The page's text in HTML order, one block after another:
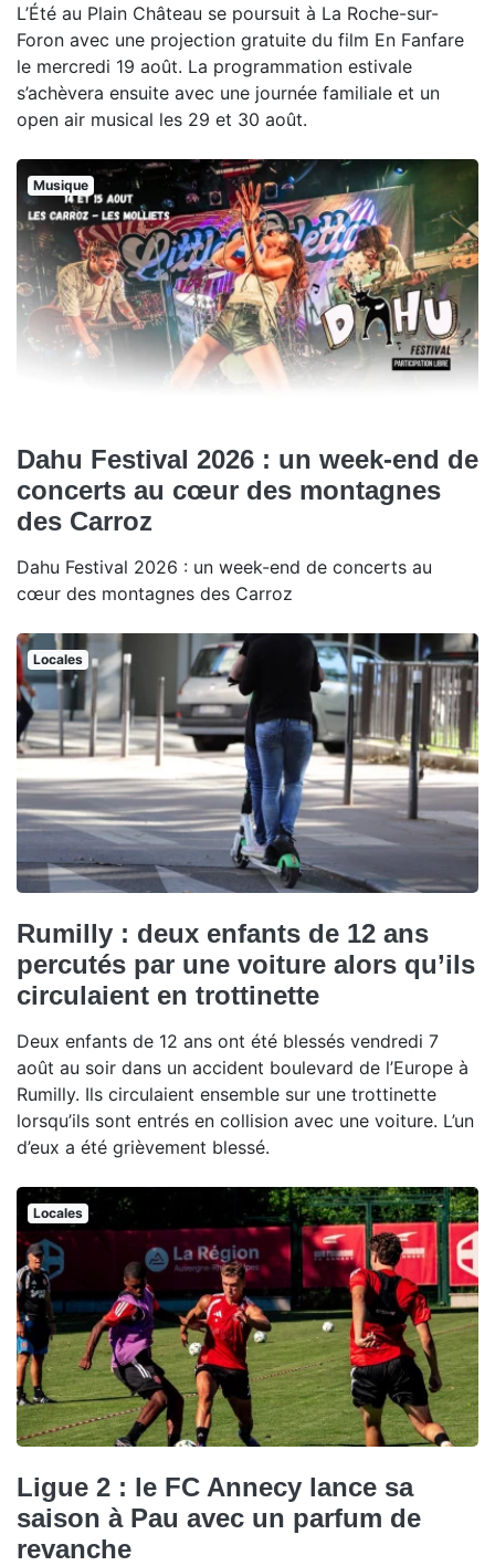
L’Été au Plain Château se poursuit à La Roche-sur-
Foron avec une projection gratuite du film En Fanfare
le mercredi 19 août. La programmation estivale
s’achèvera ensuite avec une journée familiale et un
open air musical les 29 et 30 août.
Musique
Dahu Festival 2026 : un week-end de
concerts au cœur des montagnes
des Carroz
Dahu Festival 2026 : un week-end de concerts au
cœur des montagnes des Carroz
Locales
Rumilly : deux enfants de 12 ans
percutés par une voiture alors qu’ils
circulaient en trottinette
Deux enfants de 12 ans ont été blessés vendredi 7
août au soir dans un accident boulevard de l’Europe à
Rumilly. Ils circulaient ensemble sur une trottinette
lorsqu’ils sont entrés en collision avec une voiture. L’un
d’eux a été grièvement blessé.
Locales
Ligue 2 : le FC Annecy lance sa
saison à Pau avec un parfum de
revanche